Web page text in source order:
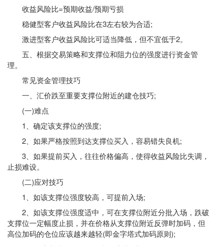
收益风险比=预期收益/预期亏损
稳健型客户收益风险比在3左右较为合适;
激进型客户收益风险比可适当降低，但不宜低于2。
五、根据交易策略和支撑位和阻力位的强度进行资金管
理。
常见资金管理技巧
一、汇价跌至重要支撑位附近的建仓技巧;
(一)难点
1、确定该支撑位的强度;
2、如果严格按照到达支撑位买入，容易错失良机;
3、如果提前买入，往往价格偏高，使得收益风险比失调，
止损难设。
(二)应对技巧
1、如该支撑位强度较高，可提前入场;
2、如该支撑位强度适中，可在支撑位附近分批入场，跌破
支撑位一定幅度止损，并在价格从支撑位附近反弹时加码，但
高位加码的仓位应该越来越轻(即金字塔式加码原则);